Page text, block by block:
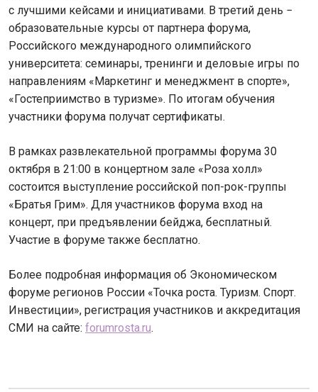
с лучшими кейсами и инициативами. В третий день −
образовательные курсы от партнера форума,
Российского международного олимпийского
университета: семинары, тренинги и деловые игры по
направлениям «Маркетинг и менеджмент в спорте»,
«Гостеприимство в туризме». По итогам обучения
участники форума получат сертификаты.
В рамках развлекательной программы форума 30
октября в 21:00 в концертном зале «Роза холл»
состоится выступление российской поп-рок-группы
«Братья Грим». Для участников форума вход на
концерт, при предъявлении бейджа, бесплатный.
Участие в форуме также бесплатно.
Более подробная информация об Экономическом
форуме регионов России «Точка роста. Туризм. Спорт.
Инвестиции», регистрация участников и аккредитация
СМИ на сайте: forumrosta.ru.